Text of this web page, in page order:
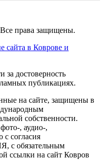
права защищены.
за достоверность
публикациях.
на сайте, защищены в
собственности.
, аудио-,
с согласия
с обязательным
ссылки на сайт Ковров